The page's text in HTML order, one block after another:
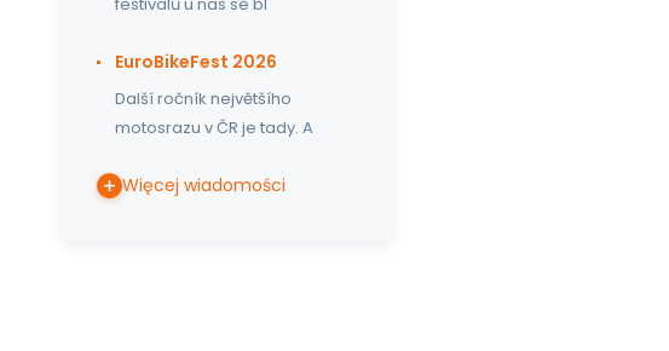
EuroBikeFest 2026
Další ročník největšího
motosrazu v ČR je tady. A
Więcej wiadomości